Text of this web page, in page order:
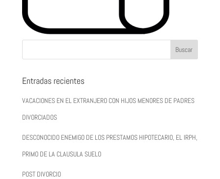
Entradas recientes
VACACIONES EN EL EXTRANJERO CON HIJOS MENORES DE PADRES
DIVORCIADOS
DESCONOCIDO ENEMIGO DE LOS PRESTAMOS HIPOTECARIO, EL IRPH,
PRIMO DE LA CLAUSULA SUELO
POST DIVORCIO